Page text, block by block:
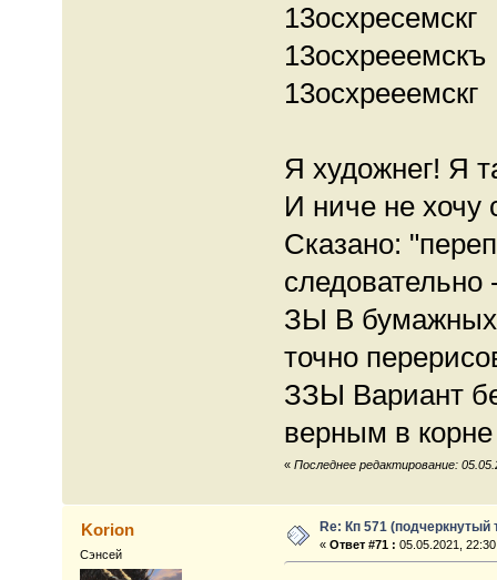
13осхресемскг
13осхрееемскъ
13осхрееемскг
Я художнег! Я
И ниче не
Сказано:
следовательно
ЗЫ В бумажных
точно
ЗЗЫ Вариант
верным в
« Последнее редактирование:
Korion
Сэнсей
Re: Кп 571 (подчеркнутый
«Ответ #71 : 05.05.2021,